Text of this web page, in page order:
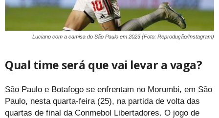
Luciano com a camisa do São Paulo em 2023 (Foto: Reprodução/Instagram)
Qual time será que vai levar a vaga?
São Paulo e Botafogo se enfrentam no Morumbi, em São
Paulo, nesta quarta-feira (25), na partida de volta das
quartas de final da Conmebol Libertadores. O jogo de